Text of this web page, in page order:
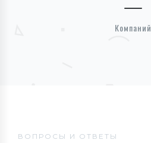
Компаний
ВОПРОСЫ И ОТВЕТЫ